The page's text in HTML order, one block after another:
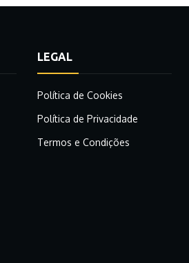
LEGAL
Política de Cookies
Política de Privacidade
Termos e Condições